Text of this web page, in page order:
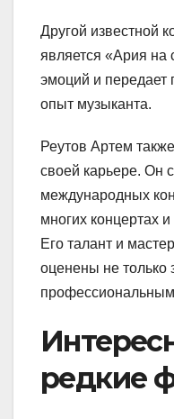
Другой известной
является «Ария на
эмоций и передает
опыт музыканта.
Реутов Артем
своей карьере. Он
международных
многих концертах
Его талант и
оценены не только
редкие